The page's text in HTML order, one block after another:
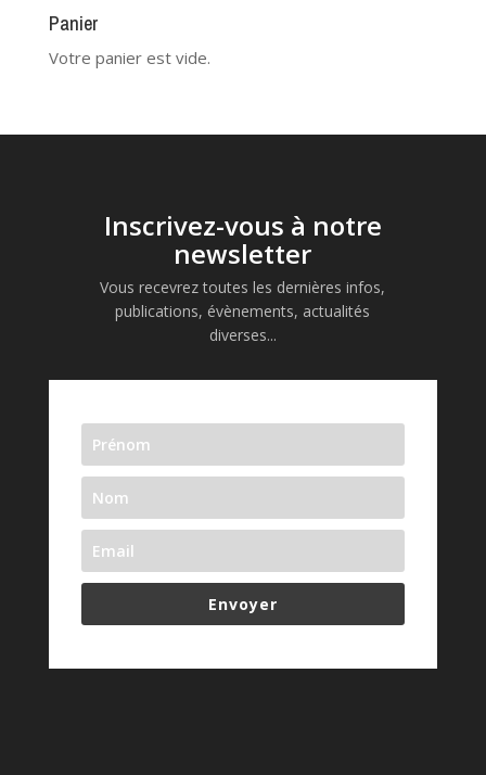
Panier
Votre panier est vide.
Inscrivez-vous à notre
newsletter
Vous recevrez toutes les dernières infos,
publications, évènements, actualités
diverses...
Envoyer